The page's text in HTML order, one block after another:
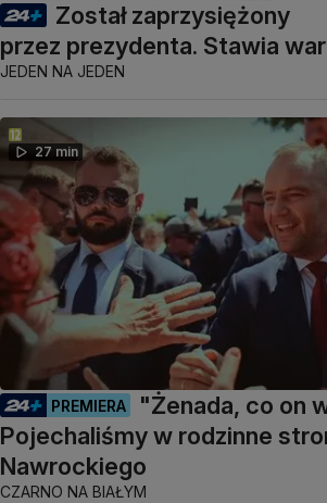
Został zaprzysiężony
przez prezydenta. Stawia
JEDEN NA JEDEN
27 min
PREMIERA
"Żenada, co on
Pojechaliśmy w rodzinne
Nawrockiego
CZARNO NA BIAŁYM